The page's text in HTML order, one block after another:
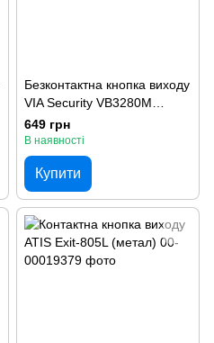
Безконтактна кнопка виходу
VIA Security VB3280M
(метал)
649 грн
В наявності
Купити